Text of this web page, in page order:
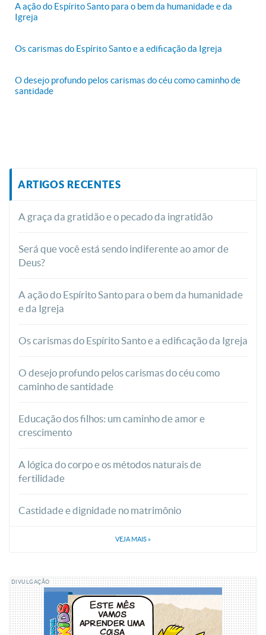
A ação do Espírito Santo para o bem da humanidade e da
Igreja
Os carismas do Espírito Santo e a edificação da Igreja
O desejo profundo pelos carismas do céu como caminho de
santidade
ARTIGOS RECENTES
A graça da gratidão e o pecado da ingratidão
Será que você está sendo indiferente ao amor de
Deus?
A ação do Espírito Santo para o bem da humanidade
e da Igreja
Os carismas do Espírito Santo e a edificação da Igreja
O desejo profundo pelos carismas do céu como
caminho de santidade
Educação dos filhos: um caminho de amor e
crescimento
A lógica do corpo e os métodos naturais de
fertilidade
Castidade e dignidade no matrimônio
VEJA MAIS »
DIVULGAÇÃO